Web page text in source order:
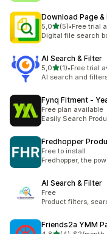
Download Page &
5,0/ 5 tähteä
(5)
5 arvostelua
•Free trial
Digital file search
AI Search & Filter
5,0/ 5 tähteä
(1)
1 arvostelua
•Free trial
AI search and
Fynq Fitment ‑
Free plan available
Easily Search
Fredhopper
Free to install
Fredhopper, the
AI Search & Filter
Free
Product filters,
Friends2a YMM